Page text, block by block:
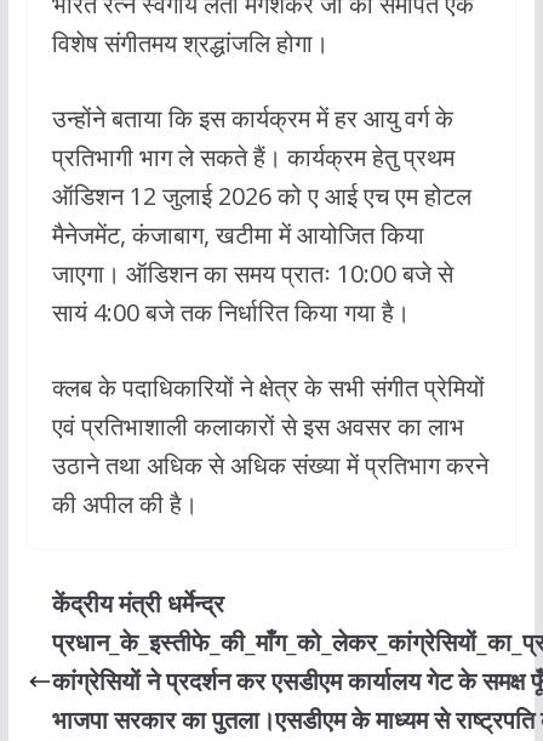
विशेष संगीतमय श्रद्धांजलि होगा।
उन्होंने बताया कि इस कार्यक्रम में हर आयु वर्ग के
प्रतिभागी भाग ले सकते हैं। कार्यक्रम हेतु प्रथम
ऑडिशन 12 जुलाई 2026 को ए आई एच एम होटल
मैनेजमेंट, कंजाबाग, खटीमा में आयोजित किया
जाएगा। ऑडिशन का समय प्रातः 10:00 बजे से
सायं 4:00 बजे तक निर्धारित किया गया है।
क्लब के पदाधिकारियों ने क्षेत्र के सभी संगीत प्रेमियों
एवं प्रतिभाशाली कलाकारों से इस अवसर का लाभ
उठाने तथा अधिक से अधिक संख्या में प्रतिभाग करने
की अपील की है।
केंद्रीय मंत्री धर्मेन्द्र
कांग्रेसियों ने प्रदर्शन कर एसडीएम कार्यालय गेट के समक्ष
भाजपा सरकार का पुतला।एसडीएम के माध्यम से राष्ट्रपति